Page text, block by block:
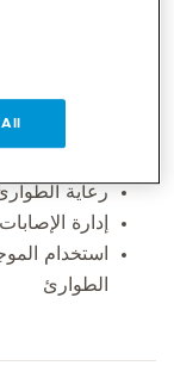
رعاية
إدارة
استخدام
الطوارئ